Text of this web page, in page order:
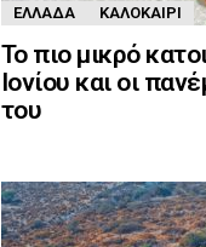
ΕΛΛΆΔΑ ΚΑΛΟΚΑΊΡΙ
Το πιο μικρό
Ιονίου και οι
του